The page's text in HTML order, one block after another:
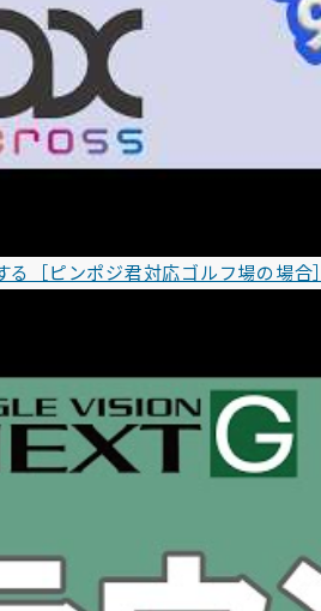
る［ピンポジ君対応ゴルフ場の場合